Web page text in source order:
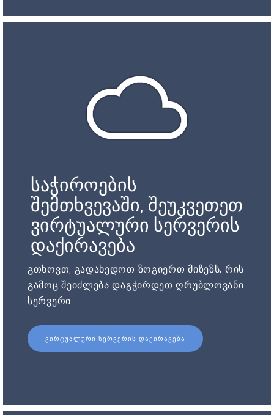
საჭიროების
შემთხვევაში, შეუკვეთეთ
ვირტუალური სერვერის
დაქირავება
გთხოვთ, გადახედოთ ზოგიერთ მიზეზს, რის
გამოც შეიძლება დაგჭირდეთ ღრუბლოვანი
სერვერი.
ᲕᲘᲠᲢᲣᲐᲚᲣᲠᲘ ᲡᲔᲠᲕᲔᲠᲘᲡ ᲓᲐᲥᲘᲠᲐᲕᲔᲑᲐ